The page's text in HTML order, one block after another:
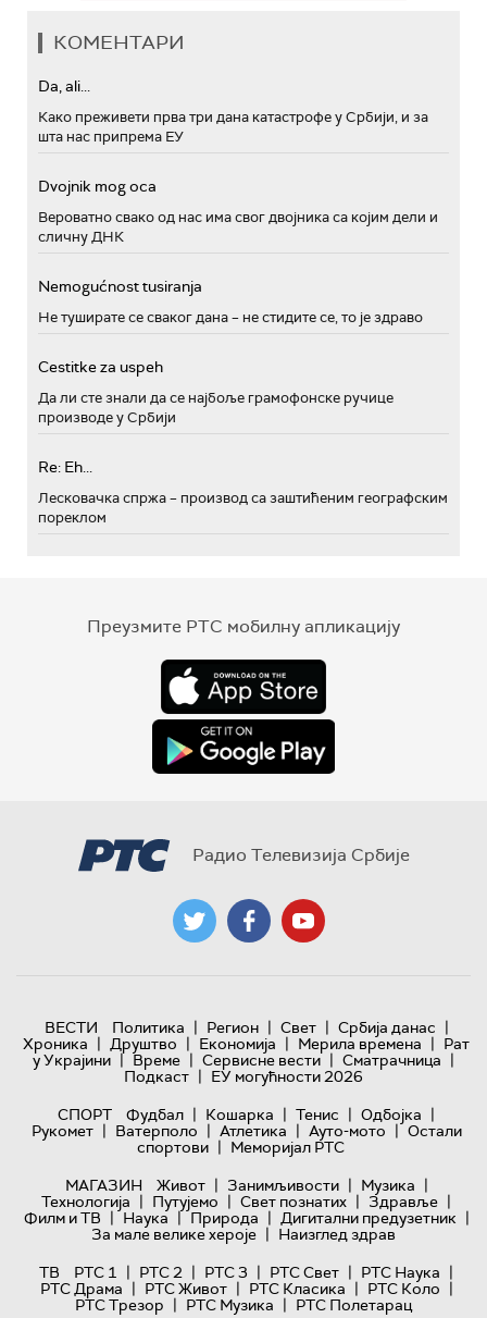
КОМЕНТАРИ
Da, ali...
Како преживети прва три дана катастрофе у Србији, и за
шта нас припрема ЕУ
Dvojnik mog oca
Вероватно свако од нас има свог двојника са којим дели и
сличну ДНК
Nemogućnost tusiranja
Не туширате се сваког дана – не стидите се, то је здраво
Cestitke za uspeh
Да ли сте знали да се најбоље грамофонске ручице
производе у Србији
Re: Eh...
Лесковачка спржа – производ са заштићеним географским
пореклом
Преузмите РТС мобилну апликацију
Радио Телевизија Србије
ВЕСТИ Политика | Регион | Свет | Србија данас |
Хроника | Друштво | Економија | Мерила времена | Рат
у Украјини | Време | Сервисне вести | Сматрачница |
Подкаст | ЕУ могућности 2026
СПОРТ
Фудбал | Кошарка | Тенис | Одбојка |
Рукомет | Ватерполо | Атлетика | Ауто-мото | Остали
спортови | Меморијал РТС
МАГАЗИН
Живот | Занимљивости | Музика |
Технологијa | Путујемо | Свет познатих | Здравље |
Филм и ТВ | Наука | Природа | Дигитални предузетник |
За мале велике хероје | Наизглед здрав
ТВ
РТС 1 | РТС 2 | РТС 3 | РТС Свет | РТС Наука |
РТС Драма | РТС Живот | РТС Класика | РТС Коло |
РТС Трезор | РТС Музика | РТС Полетарац